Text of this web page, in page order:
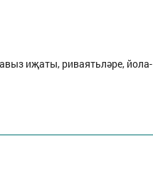
иҗаты, риваятьләре, йола-